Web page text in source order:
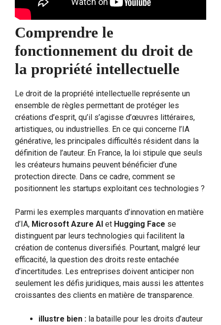
Comprendre le
fonctionnement du droit de
la propriété intellectuelle
Le droit de la propriété intellectuelle représente un
ensemble de règles permettant de protéger les
créations d’esprit, qu’il s’agisse d’œuvres littéraires,
artistiques, ou industrielles. En ce qui concerne l’IA
générative, les principales difficultés résident dans la
définition de l’auteur. En France, la loi stipule que seuls
les créateurs humains peuvent bénéficier d’une
protection directe. Dans ce cadre, comment se
positionnent les startups exploitant ces technologies ?
Parmi les exemples marquants d’innovation en matière
d’IA, Microsoft Azure AI et Hugging Face se
distinguent par leurs technologies qui facilitent la
création de contenus diversifiés. Pourtant, malgré leur
efficacité, la question des droits reste entachée
d’incertitudes. Les entreprises doivent anticiper non
seulement les défis juridiques, mais aussi les attentes
croissantes des clients en matière de transparence.
illustre bien : la bataille pour les droits d’auteur